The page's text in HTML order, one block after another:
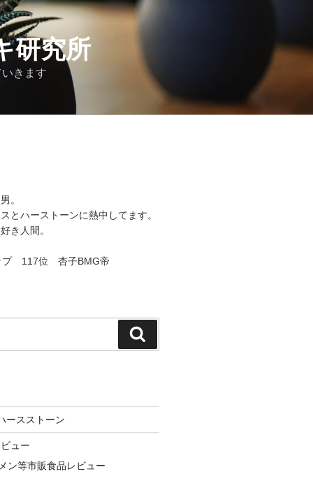
研究所
きます
。
とハーストーンに熱中してます。
き人間。
117位 杏子BMG帝
索
スストーン
ュー
ン等市販食品レビュー